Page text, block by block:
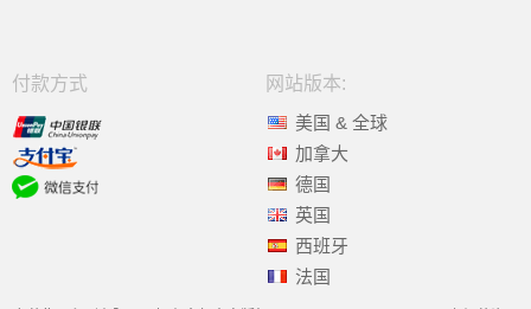
付款方式
网站版本:
美国 & 全球
加拿大
德国
英国
西班牙
法国